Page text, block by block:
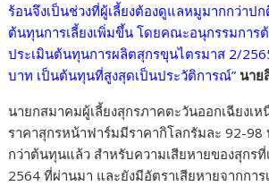
ร้อนจึงเป็นช่วงที่ผู้เลี้ยงต้องดูแลหมูมากกว่าป
ต้นทุนการเลี้ยงเพิ่มขึ้น โดยคณะอนุกรรมการ
ประเมินต้นทุนการผลิตสุกรขุนไตรมาส 2/
บาท เป็นต้นทุนที่สูงสุดเป็นประวัติการณ์” นาย
นายกสมาคมผู้เลี้ยงสุกรภาคตะวันออกเฉียงเ
ราคาสุกรหน้าฟาร์มมีราคากิโลกรัมละ 92-98
กว่าต้นทุนแล้ว สำหรับความเสียหายของสุกร
2564 ที่ผ่านมา และยังมีอัตราเสียหายจากการ